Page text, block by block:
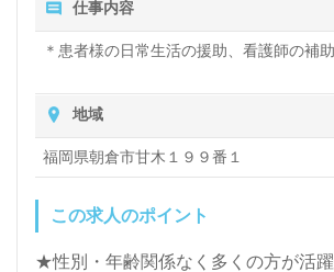
仕事内容
＊患者様の日常生活の援助、看護師の補助
＊院内移動の付添い、物品の整理整頓。
＊夜勤は月平均３回程度あります。
地域
福岡県朝倉市甘木１９９番１
この求人のポイント
★性別・年齢関係なく多くの方が活